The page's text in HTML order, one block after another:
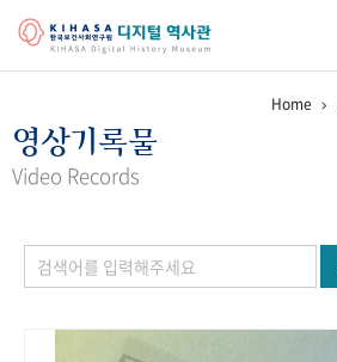
걸어온 길 기관 변천사
정책과 연구 키워드로 보는 연구 역사
Home
영상기록물
Video Records